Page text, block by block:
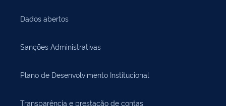
Dados abertos
Sanções Administrativas
Plano de Desenvolvimento Institucional
Transparência e prestação de contas